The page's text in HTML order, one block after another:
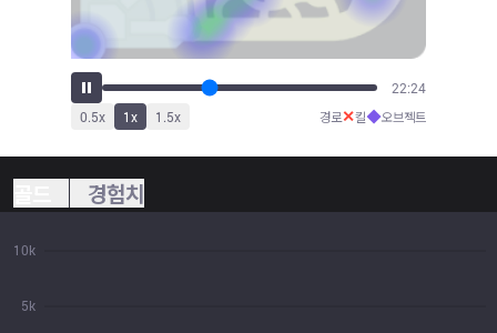
25:11
0.5x 1x 1.5x 경로✕킬◆오브젝트
경험치
5k
10k